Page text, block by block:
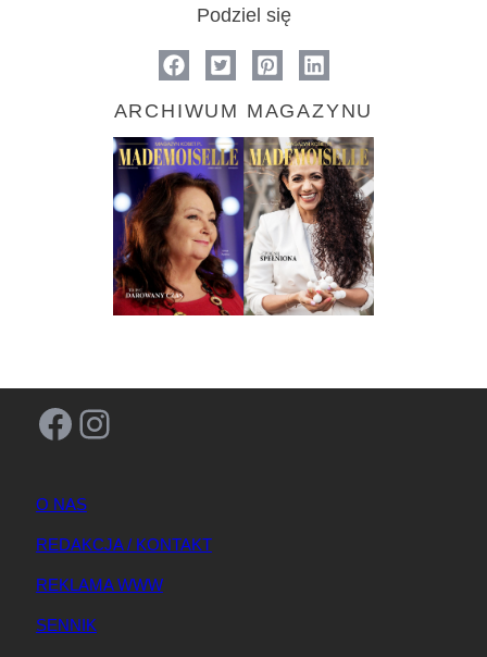
Podziel się
ARCHIWUM MAGAZYNU
Facebook Instagram
O NAS
REDAKCJA / KONTAKT
REKLAMA WWW
SENNIK